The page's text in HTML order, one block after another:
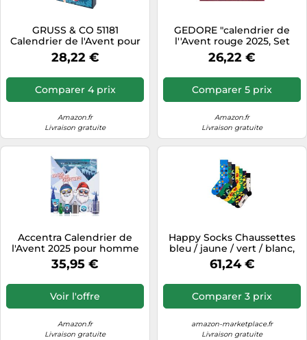
Tondeuses cheveux & barbe
Téléphonie
Téléviseurs
Télévision & vidéo
Électroménager
GRUSS & CO 51181
Calendrier de l'Avent pour
hommes | Calendrier avec
12 paires de chaussettes
individuellement en 24
paquets, taille 41-46 |
homme
28,22 €
Comparer 4 prix
Amazon.fr
Livraison gratuite
GEDORE "calendrier de
l''Avent rouge 2025, Set
d''outils"
26,22 €
Comparer 5 prix
Amazon.fr
Livraison gratuite
Accentra Calendrier de
l'Avent 2025 pour homme
avec 24 produits de soins -
Calendrier de l'Avent
beauté pour homme -
Calendrier de Noël avec
lotion pour le corps, après-
soin
35,95 €
Voir l'offre
Amazon.fr
Livraison gratuite
Happy Socks Chaussettes
bleu / jaune / vert / blanc,
Taille 36-40
61,24 €
Comparer 3 prix
amazon-marketplace.fr
Livraison gratuite